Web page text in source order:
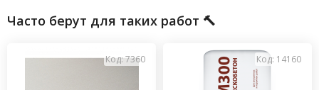
Часто берут для таких работ 🔨
Код: 7360 Код: 14160